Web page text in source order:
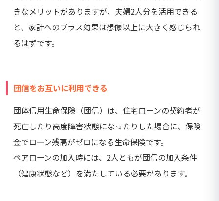
きなメリットがありますが、夫婦2人分を活用できる
と、家計へのプラス効果は想像以上に大きく感じられ
るはずです。
団信をお互いに利用できる
団体信用生命保険（団信）は、住宅ローンの契約者が
死亡したり高度障害状態になったりした場合に、保険
金でローン残高がゼロになる生命保険です。
ペアローンの加入時には、2人ともが団信の加入条件
（健康状態など）を満たしている必要があります。